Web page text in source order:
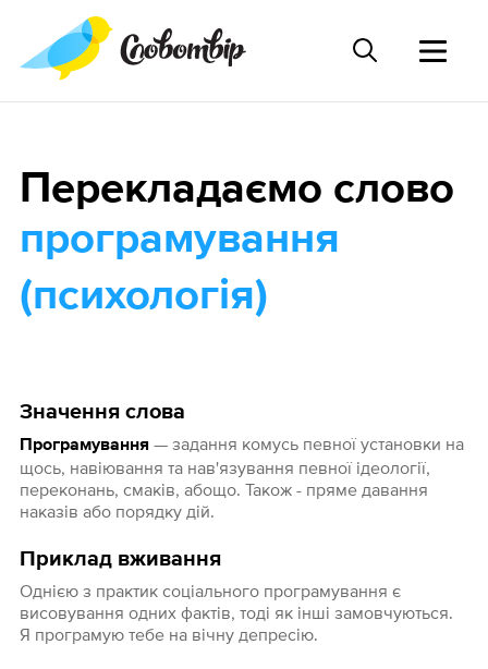
Значення слова
Програмування— задання комусь певної установки на
щось, навіювання та нав'язування певної ідеології,
переконань, смаків, абощо. Також - пряме давання
наказів або порядку дій.
Приклад вживання
Однією з практик соціального програмування є
висовування одних фактів, тоді як інші замовчуються.
Я програмую тебе на вічну депресію.
Перекладаємо слово
програмування
(психологія)